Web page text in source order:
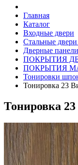
Главная
Каталог
Входные двери
Стальные
Дверные панели
ПОКРЫТИЯ
ПОКРЫТИЯ
Тонировки
Тонировка 23
Тонировка